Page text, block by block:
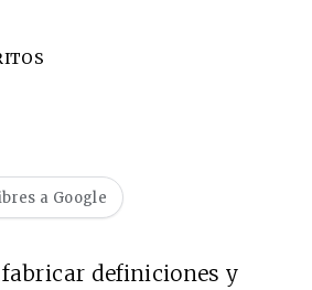
a Google
definiciones y